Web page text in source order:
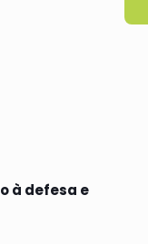
à defesa e